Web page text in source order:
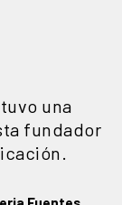
una
fundador